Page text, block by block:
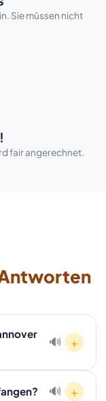
Sie müssen nicht
fair angerechnet.
🔊 +
und
Besichtigung
🔊 +